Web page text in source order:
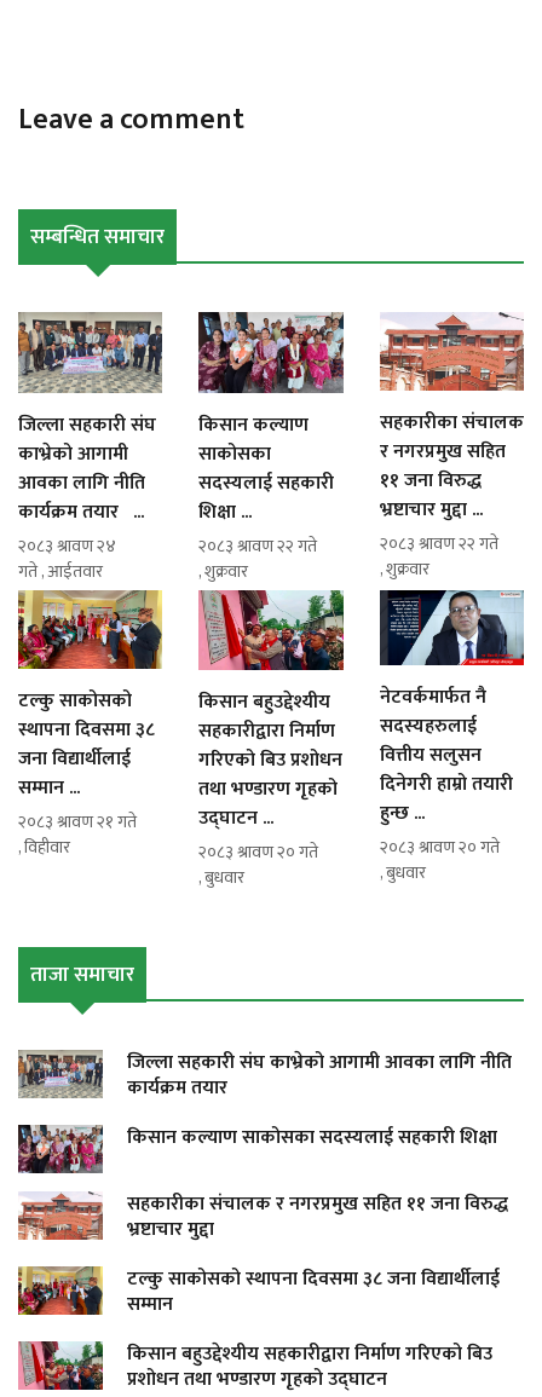
Leave a comment
सम्बन्धित समाचार
जिल्ला सहकारी संघ
काभ्रेको आगामी
आवका लागि नीति
कार्यक्रम तयार ...
२०८३ श्रावण २४
गते , आईतवार
किसान कल्याण
साकोसका
सदस्यलाई सहकारी
शिक्षा ...
२०८३ श्रावण २२ गते
, शुक्रवार
सहकारीका संचालक
र नगरप्रमुख सहित
११ जना विरुद्ध
भ्रष्टाचार मुद्दा ...
२०८३ श्रावण २२ गते
, शुक्रवार
टल्कु साकोसको
स्थापना दिवसमा ३८
जना विद्यार्थीलाई
सम्मान ...
२०८३ श्रावण २१ गते
, विहीवार
किसान बहुउद्देश्यीय
सहकारीद्वारा निर्माण
गरिएको बिउ प्रशोधन
तथा भण्डारण गृहको
उद्घाटन ...
२०८३ श्रावण २० गते
, बुधवार
नेटवर्कमार्फत नै
सदस्यहरुलाई
वित्तीय सलुसन
दिनेगरी हाम्रो तयारी
हुन्छ ...
२०८३ श्रावण २० गते
, बुधवार
ताजा समाचार
जिल्ला सहकारी संघ काभ्रेको आगामी आवका लागि नीति
कार्यक्रम तयार
किसान कल्याण साकोसका सदस्यलाई सहकारी शिक्षा
सहकारीका संचालक र नगरप्रमुख सहित ११ जना विरुद्ध
भ्रष्टाचार मुद्दा
टल्कु साकोसको स्थापना दिवसमा ३८ जना विद्यार्थीलाई
सम्मान
किसान बहुउद्देश्यीय सहकारीद्वारा निर्माण गरिएको बिउ
प्रशोधन तथा भण्डारण गृहको उद्घाटन